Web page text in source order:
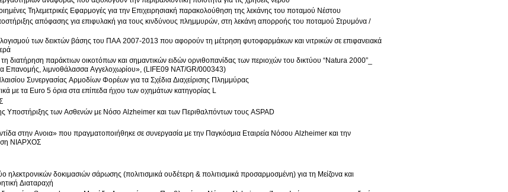
Τηλεμετρικές Εφαρμογές για την Επιχειρησιακή παρακολούθηση της λεκάνης του ποταμού Νέστου
απόφασης για επιφυλακή για τους κινδύνους πλημμυρών, στη λεκάνη απορροής του ποταμού Στρυμόνα /
των δεικτών βάσης του ΠΑΑ 2007-2013 που αφορούν τη μέτρηση φυτοφαρμάκων και νιτρικών σε επιφανειακά
τη διατήρηση παράκτιων οικοτόπων και σημαντικών ειδών ορνιθοπανίδας των περιοχών του δικτύου “Natura 2000”_
Επανομής, λιμνοθάλασσα Αγγελοχωρίου», (LIFE09 NAT/GR/000343)
Συνεργασίας Αρμοδίων Φορέων για τα Σχέδια Διαχείρισης Πλημμύρας
με τα Euro 5 όρια στα επίπεδα ήχου των οχημάτων κατηγορίας L
Υποστήριξης των Ασθενών με Νόσο Alzheimer και των Περιθαλπόντων τους ASPAD
στην Ανοια» που πραγματοποιήθηκε σε συνεργασία με την Παγκόσμια Εταιρεία Νόσου Alzheimer και την
ΝΙΑΡΧΟΣ
ηλεκτρονικών δοκιμασιών σάρωσης (πολιτισμικά ουδέτερη & πολιτισμικά προσαρμοσμένη) για τη Μείζονα και
Διαταραχή